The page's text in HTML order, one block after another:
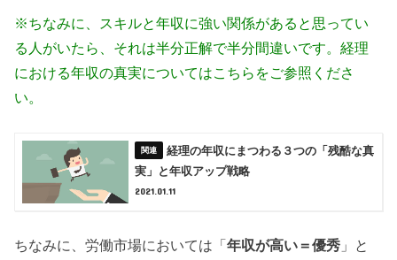
※ちなみに、スキルと年収に強い関係があると思ってい
る人がいたら、それは半分正解で半分間違いです。経理
における年収の真実についてはこちらをご参照くださ
い。
経理の年収にまつわる３つの「残酷な真
実」と年収アップ戦略
2021.01.11
ちなみに、労働市場においては「年収が高い＝優秀 」と